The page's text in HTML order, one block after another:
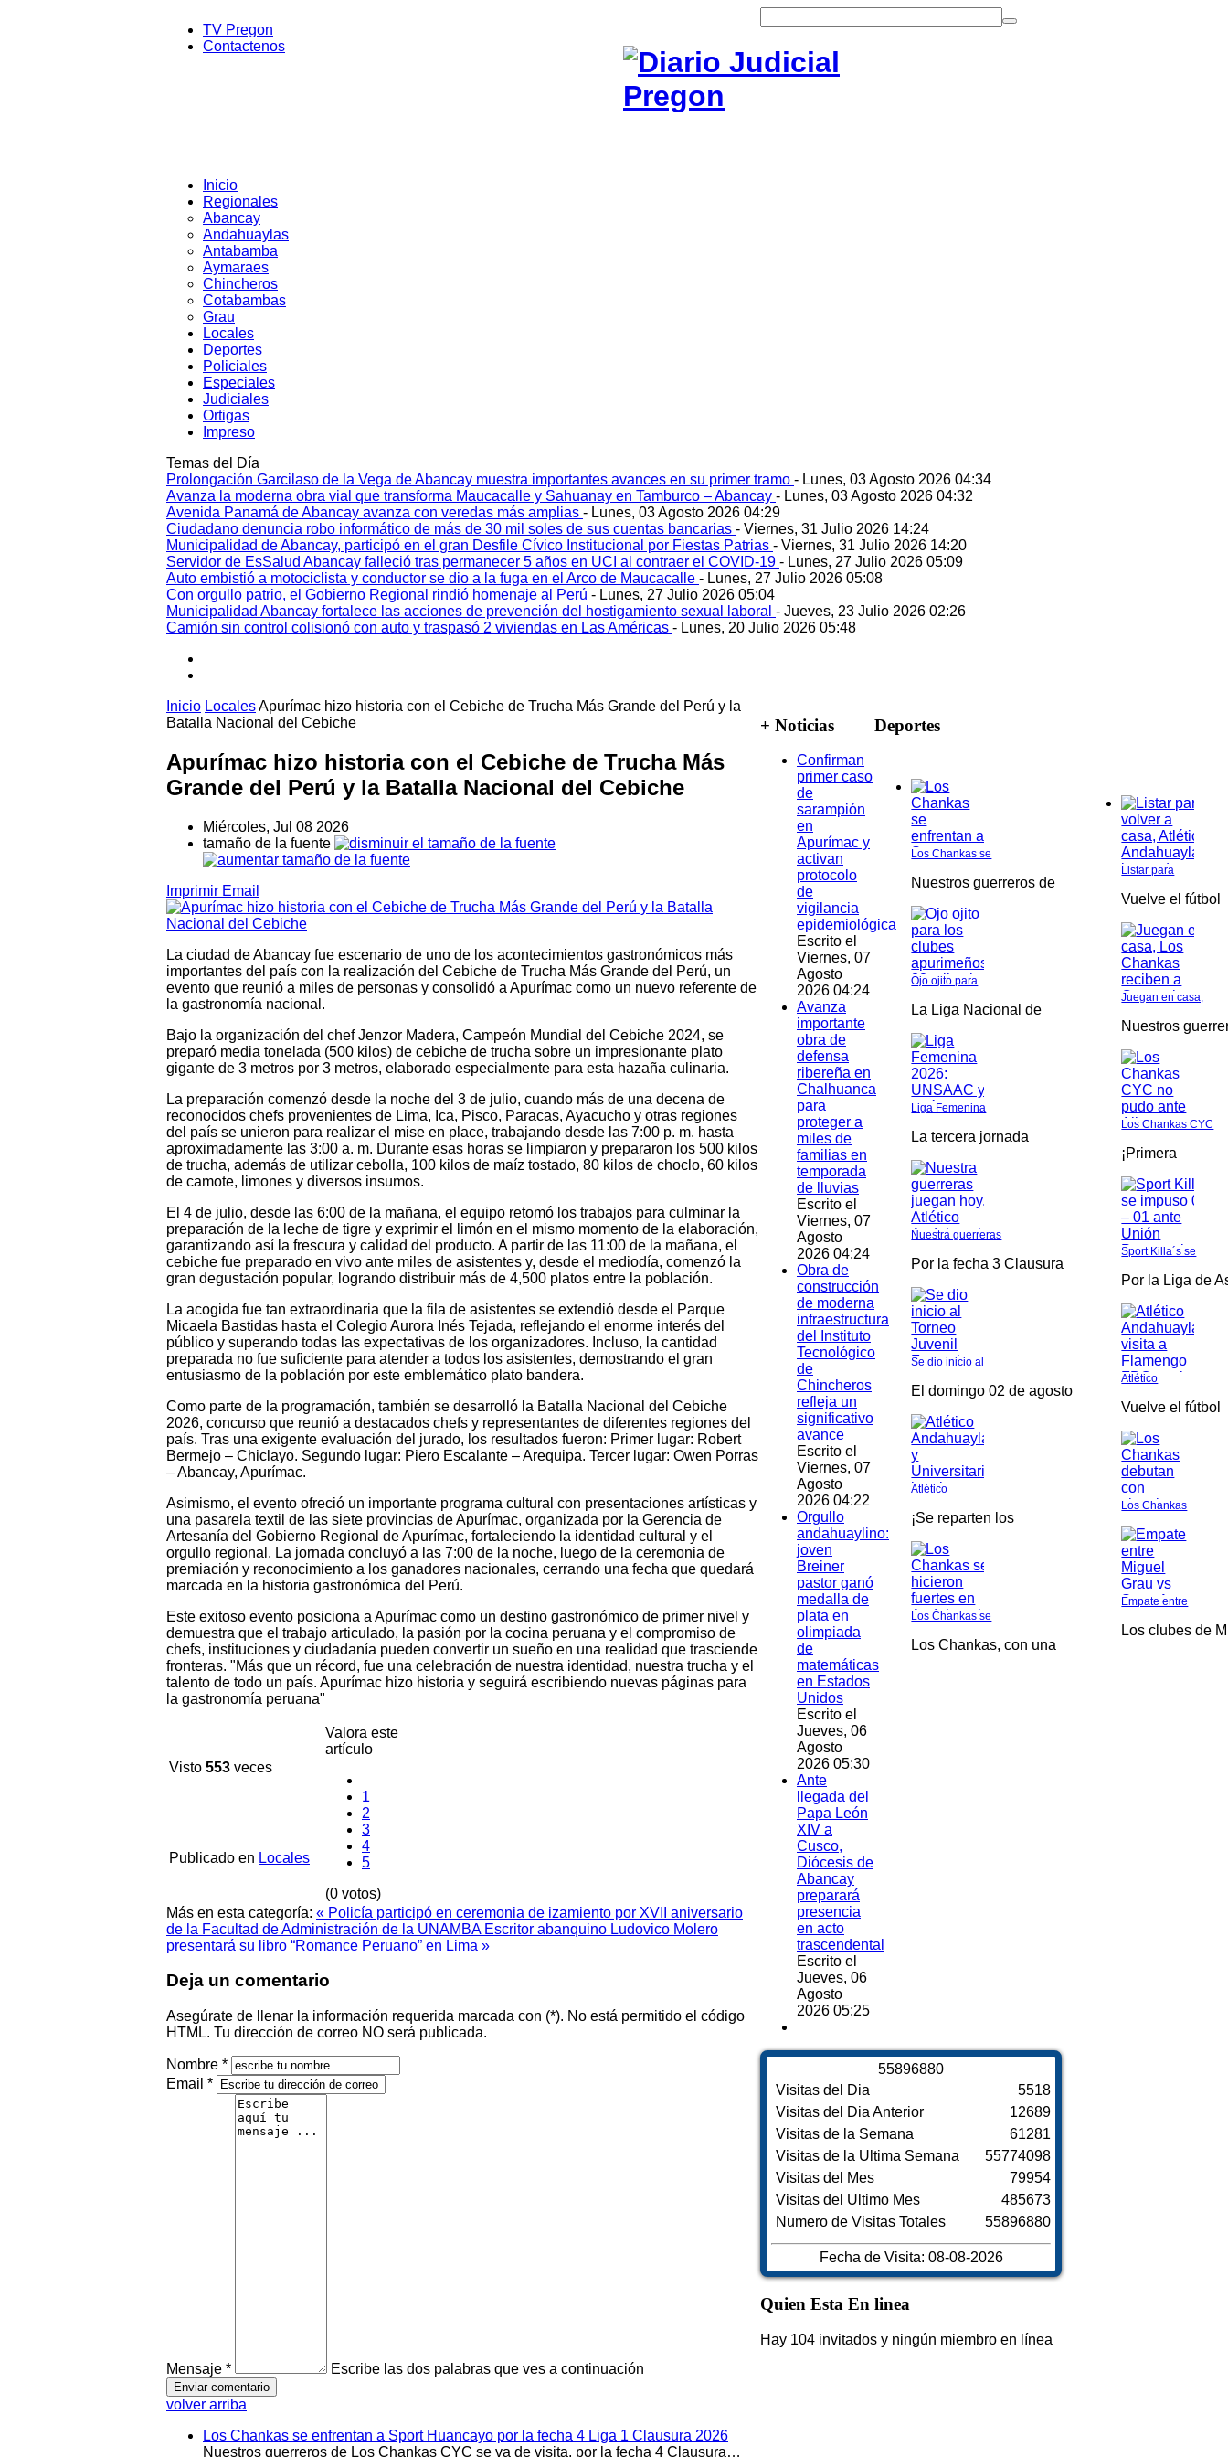
TV Pregon
Contactenos
Inicio
Regionales
Abancay
Andahuaylas
Antabamba
Aymaraes
Chincheros
Cotabambas
Grau
Locales
Deportes
Policiales
Especiales
Judiciales
Ortigas
Impreso
Temas del Día
Prolongación Garcilaso de la Vega de Abancay muestra importantes avances en su primer tramo - Lunes, 03 Agosto 2026 04:34
Avanza la moderna obra vial que transforma Maucacalle y Sahuanay en Tamburco – Abancay - Lunes, 03 Agosto 2026 04:32
Avenida Panamá de Abancay avanza con veredas más amplias - Lunes, 03 Agosto 2026 04:29
Ciudadano denuncia robo informático de más de 30 mil soles de sus cuentas bancarias - Viernes, 31 Julio 2026 14:24
Municipalidad de Abancay, participó en el gran Desfile Cívico Institucional por Fiestas Patrias - Viernes, 31 Julio 2026 14:20
Servidor de EsSalud Abancay falleció tras permanecer 5 años en UCI al contraer el COVID-19 - Lunes, 27 Julio 2026 05:09
Auto embistió a motociclista y conductor se dio a la fuga en el Arco de Maucacalle - Lunes, 27 Julio 2026 05:08
Con orgullo patrio, el Gobierno Regional rindió homenaje al Perú - Lunes, 27 Julio 2026 05:04
Municipalidad Abancay fortalece las acciones de prevención del hostigamiento sexual laboral - Jueves, 23 Julio 2026 02:26
Camión sin control colisionó con auto y traspasó 2 viviendas en Las Américas - Lunes, 20 Julio 2026 05:48
Inicio LocalesApurímac hizo historia con el Cebiche de Trucha Más Grande del Perú y la
Batalla Nacional del Cebiche
Apurímac hizo historia con el Cebiche de Trucha Más
Grande del Perú y la Batalla Nacional del Cebiche
Miércoles, Jul 08 2026
tamaño de la fuente
Imprimir Email
La ciudad de Abancay fue escenario de uno de los acontecimientos gastronómicos más
importantes del país con la realización del Cebiche de Trucha Más Grande del Perú, un
evento que reunió a miles de personas y consolidó a Apurímac como un nuevo referente de
la gastronomía nacional.
Bajo la organización del chef Jenzor Madera, Campeón Mundial del Cebiche 2024, se
preparó media tonelada (500 kilos) de cebiche de trucha sobre un impresionante plato
gigante de 3 metros por 3 metros, elaborado especialmente para esta hazaña culinaria.
La preparación comenzó desde la noche del 3 de julio, cuando más de una decena de
reconocidos chefs provenientes de Lima, Ica, Pisco, Paracas, Ayacucho y otras regiones
del país se unieron para realizar el mise en place, trabajando desde las 7:00 p. m. hasta
aproximadamente las 3:00 a. m. Durante esas horas se limpiaron y prepararon los 500 kilos
de trucha, además de utilizar cebolla, 100 kilos de maíz tostado, 80 kilos de choclo, 60 kilos
de camote, limones y diversos insumos.
El 4 de julio, desde las 6:00 de la mañana, el equipo retomó los trabajos para culminar la
preparación de la leche de tigre y exprimir el limón en el mismo momento de la elaboración,
garantizando así la frescura y calidad del producto. A partir de las 11:00 de la mañana, el
cebiche fue preparado en vivo ante miles de asistentes y, desde el mediodía, comenzó la
gran degustación popular, logrando distribuir más de 4,500 platos entre la población.
La acogida fue tan extraordinaria que la fila de asistentes se extendió desde el Parque
Micaela Bastidas hasta el Colegio Aurora Inés Tejada, reflejando el enorme interés del
público y superando todas las expectativas de los organizadores. Incluso, la cantidad
preparada no fue suficiente para atender a todos los asistentes, demostrando el gran
entusiasmo de la población por este emblemático plato bandera.
Como parte de la programación, también se desarrolló la Batalla Nacional del Cebiche
2026, concurso que reunió a destacados chefs y representantes de diferentes regiones del
país. Tras una exigente evaluación del jurado, los resultados fueron: Primer lugar: Robert
Bermejo – Chiclayo. Segundo lugar: Piero Escalante – Arequipa. Tercer lugar: Owen Porras
– Abancay, Apurímac.
Asimismo, el evento ofreció un importante programa cultural con presentaciones artísticas y
una pasarela textil de las siete provincias de Apurímac, organizada por la Gerencia de
Artesanía del Gobierno Regional de Apurímac, fortaleciendo la identidad cultural y el
orgullo regional. La jornada concluyó a las 7:00 de la noche, luego de la ceremonia de
premiación y reconocimiento a los ganadores nacionales, cerrando una fecha que quedará
marcada en la historia gastronómica del Perú.
Este exitoso evento posiciona a Apurímac como un destino gastronómico de primer nivel y
demuestra que el trabajo articulado, la pasión por la cocina peruana y el compromiso de
chefs, instituciones y ciudadanía pueden convertir un sueño en una realidad que trasciende
fronteras. "Más que un récord, fue una celebración de nuestra identidad, nuestra trucha y el
talento de todo un país. Apurímac hizo historia y seguirá escribiendo nuevas páginas para
la gastronomía peruana"
Visto 553 veces
Valora este
artículo
1
2
3
4
5
(0 votos)
Publicado en Locales
Más en esta categoría: « Policía participó en ceremonia de izamiento por XVII aniversario
de la Facultad de Administración de la UNAMBA Escritor abanquino Ludovico Molero
presentará su libro “Romance Peruano” en Lima »
Deja un comentario
Asegúrate de llenar la información requerida marcada con (*). No está permitido el código
HTML. Tu dirección de correo NO será publicada.
Nombre *
Email *
Mensaje * Escribe las dos palabras que ves a continuación
volver arriba
+ Noticias
Confirman
primer caso
de
sarampión
en
Apurímac y
activan
protocolo
de
vigilancia
epidemiológica
Escrito el
Viernes, 07
Agosto
2026 04:24
Avanza
importante
obra de
defensa
ribereña en
Chalhuanca
para
proteger a
miles de
familias en
temporada
de lluvias
Escrito el
Viernes, 07
Agosto
2026 04:24
Obra de
construcción
de moderna
infraestructura
del Instituto
Tecnológico
de
Chincheros
refleja un
significativo
avance
Escrito el
Viernes, 07
Agosto
2026 04:22
Orgullo
andahuaylino:
joven
Breiner
pastor ganó
medalla de
plata en
olimpiada
de
matemáticas
en Estados
Unidos
Escrito el
Jueves, 06
Agosto
2026 05:30
Ante
llegada del
Papa León
XIV a
Cusco,
Diócesis de
Abancay
preparará
presencia
en acto
trascendental
Escrito el
Jueves, 06
Agosto
2026 05:25
Deportes
Los Chankas se
Nuestros guerreros de
Ojo ojito para
La Liga Nacional de
Liga Femenina
La tercera jornada
Nuestra guerreras
Por la fecha 3 Clausura
Se dio inicio al
El domingo 02 de agosto
Atlético
¡Se reparten los
Los Chankas se
Los Chankas, con una
Listar para
Vuelve el fútbol
Juegan en casa,
Nuestros
Los Chankas CYC
¡Primera
Sport Killa´s se
Por la Liga de
Atlético
Vuelve el fútbol
Los Chankas
Empate entre
Los clubes de
55896880
Visitas del Dia
Visitas del Dia Anterior
Visitas de la Semana
Visitas de la Ultima Semana
Visitas del Mes
Visitas del Ultimo Mes
Numero de Visitas Totales
5518
12689
61281
55774098
79954
485673
55896880
Fecha de Visita: 08-08-2026
Quien Esta En linea
Hay 104 invitados y ningún miembro en línea
Los Chankas se enfrentan a Sport Huancayo por la fecha 4 Liga 1 Clausura 2026
Nuestros guerreros de Los Chankas CYC se va de visita, por la fecha 4 Clausura…